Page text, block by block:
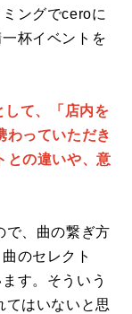
ングでceroに
杯イベントを
て、「店内を
わっていただき
との違いや、意
で、曲の繋ぎ方
のセレクト
す。そういう
てはいないと思